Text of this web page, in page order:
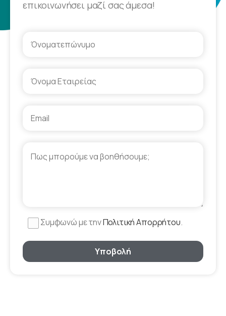
επικοινωνήσει μαζί σας άμεσα!
Συμφωνώ με τηνΠολιτική Απορρήτου.